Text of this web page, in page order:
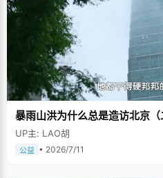
暴雨山洪为什么总是造访北京（
UP主: LAO胡
公益 • 2026/7/11